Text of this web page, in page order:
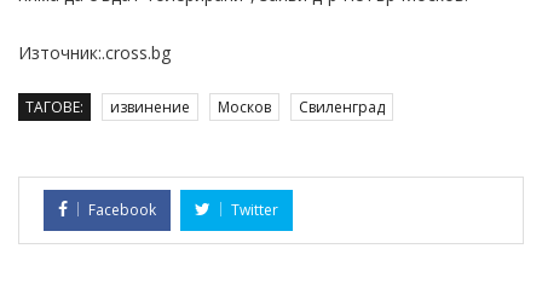
Източник:.cross.bg
ТАГОВЕ: извинение Москов Свиленград
Facebook Twitter